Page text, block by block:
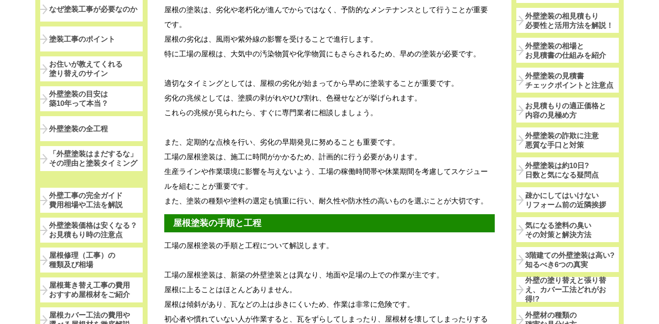
屋根の塗装は、劣化や老朽化が進んでからではなく、予防的なメンテナンスとして行うことが重要
です。
屋根の劣化は、風雨や紫外線の影響を受けることで進行します。
特に工場の屋根は、大気中の汚染物質や化学物質にもさらされるため、早めの塗装が必要です。
適切なタイミングとしては、屋根の劣化が始まってから早めに塗装することが重要です。
劣化の兆候としては、塗膜の剥がれやひび割れ、色褪せなどが挙げられます。
これらの兆候が見られたら、すぐに専門業者に相談しましょう。
また、定期的な点検を行い、劣化の早期発見に努めることも重要です。
工場の屋根塗装は、施工に時間がかかるため、計画的に行う必要があります。
生産ラインや作業環境に影響を与えないよう、工場の稼働時間帯や休業期間を考慮してスケジュー
ルを組むことが重要です。
また、塗装の種類や塗料の選定も慎重に行い、耐久性や防水性の高いものを選ぶことが大切です。
屋根塗装の手順と工程
工場の屋根塗装の手順と工程について解説します。
工場の屋根塗装は、新築の外壁塗装とは異なり、地面や足場の上での作業が主です。
屋根に上ることはほとんどありません。
屋根は傾斜があり、瓦などの上は歩きにくいため、作業は非常に危険です。
初心者や慣れていない人が作業すると、瓦をずらしてしまったり、屋根材を壊してしまったりする
外壁塗装の相見積もり
必要性と活用方法を解説！
外壁塗装の相場と
お見積書の仕組みを紹介
外壁塗装の見積書
チェックポイントと注意点
お見積もりの適正価格と
内容の見極め方
外壁塗装の詐欺に注意
悪質な手口と対策
外壁塗装は約10日?
日数と気になる疑問点
疎かにしてはいけない
リフォーム前の近隣挨拶
気になる塗料の臭い
その対策と解決方法
3階建ての外壁塗装は高い?
知るべき6つの真実
外壁の塗り替えと張り替
え、カバー工法どれがお
得!?
外壁材の種類の
なぜ塗装工事が必要なのか
塗装工事のポイント
お住いが教えてくれる
塗り替えのサイン
外壁塗装の目安は
築10年って本当？
外壁塗装の全工程
「外壁塗装はまだするな」
その理由と塗装タイミング
外壁工事の完全ガイド
費用相場や工法を解説
外壁塗装価格は安くなる？
お見積もり時の注意点
屋根修理（工事）の
種類及び相場
屋根葺き替え工事の費用
おすすめ屋根材をご紹介
屋根カバー工法の費用や